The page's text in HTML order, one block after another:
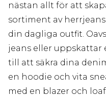
nästan allt för att
sortiment av
din dagliga outfit.
jeans eller uppskattar
till att säkra dina
en hoodie och vita
med en blazer och